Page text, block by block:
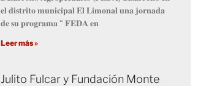
𝐞𝐥 𝐝𝐢𝐬𝐭𝐫𝐢𝐭𝐨 𝐦𝐮𝐧𝐢𝐜𝐢𝐩𝐚𝐥 𝐄𝐥 𝐋𝐢𝐦𝐨𝐧𝐚𝐥 𝐮𝐧𝐚 𝐣𝐨𝐫𝐧𝐚𝐝𝐚
𝐝𝐞 𝐬𝐮 𝐩𝐫𝐨𝐠𝐫𝐚𝐦𝐚 “ 𝐅𝐄𝐃𝐀 𝐞𝐧
Leer más »
Julito Fulcar y Fundación Monte